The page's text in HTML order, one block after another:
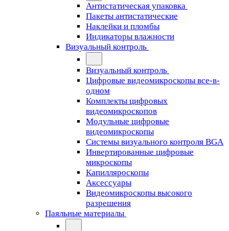
Антистатическая упаковка
Пакеты антистатические
Наклейки и пломбы
Индикаторы влажности
Визуальный контроль
Визуальный контроль
Цифровые видеомикроскопы все-в-
одном
Комплекты цифровых
видеомикроскопов
Модульные цифровые
видеомикроскопы
Cистемы визуального контроля BGA
Инвертированные цифровые
микроскопы
Капилляроскопы
Аксессуары
Видеомикроскопы высокого
разрешения
Паяльные материалы